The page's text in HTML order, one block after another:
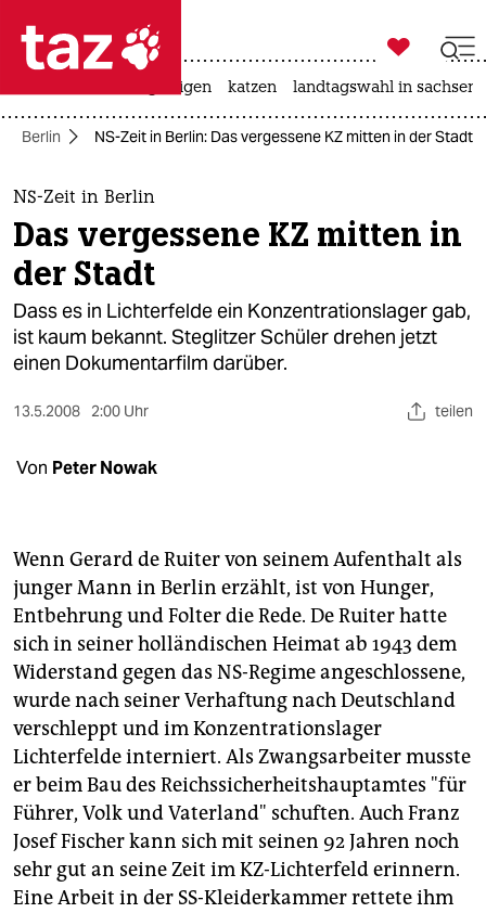
 taz zahl ich
taz zahl ich
themen
politik
öko
gesellschaft
wahrheit
verlag
verlag
veranstaltungen
shop
fragen & hilfe
unterstützen
abo

taz zahl ich
bergsteigen katzen landtagswahl in
Berlin NS-Zeit in Berlin: Das vergessene KZ mitten in der Stadt
NS-Zeit in Berlin
Das vergessene KZ mitten in
der Stadt
Dass es in Lichterfelde ein Konzentrationslager gab,
ist kaum bekannt. Steglitzer Schüler drehen jetzt
einen Dokumentarfilm darüber.
13.5.2008 2:00 Uhr teilen
Von Peter Nowak
Wenn Gerard de Ruiter von seinem Aufenthalt als
junger Mann in Berlin erzählt, ist von Hunger,
Entbehrung und Folter die Rede. De Ruiter hatte
sich in seiner holländischen Heimat ab 1943 dem
Widerstand gegen das NS-Regime angeschlossene,
wurde nach seiner Verhaftung nach Deutschland
verschleppt und im Konzentrationslager
Lichterfelde interniert. Als Zwangsarbeiter musste
er beim Bau des Reichssicherheitshauptamtes "für
Führer, Volk und Vaterland" schuften. Auch Franz
Josef Fischer kann sich mit seinen 92 Jahren noch
sehr gut an seine Zeit im KZ-Lichterfeld erinnern.
Eine Arbeit in der SS-Kleiderkammer rettete ihm